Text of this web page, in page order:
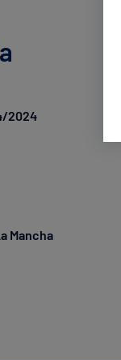
2024
Mancha